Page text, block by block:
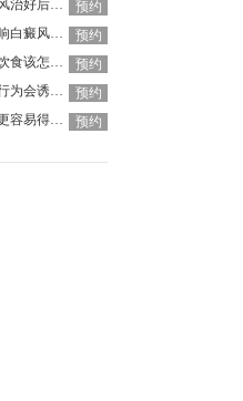
昆明治疗白癜风较好的医院-白癜风治好后还会复发吗
预约
昆明治白癜风二级医院有哪些-影响白癜风恢复的因素有哪些
预约
云南白癜风较好医院-白癜风患者饮食该怎么调整
预约
昆明白癜风医院哪家好-日常哪些行为会诱发白癜风呢
预约
昆明白斑医院电话-体质过敏的人更容易得白癜风吗 预约